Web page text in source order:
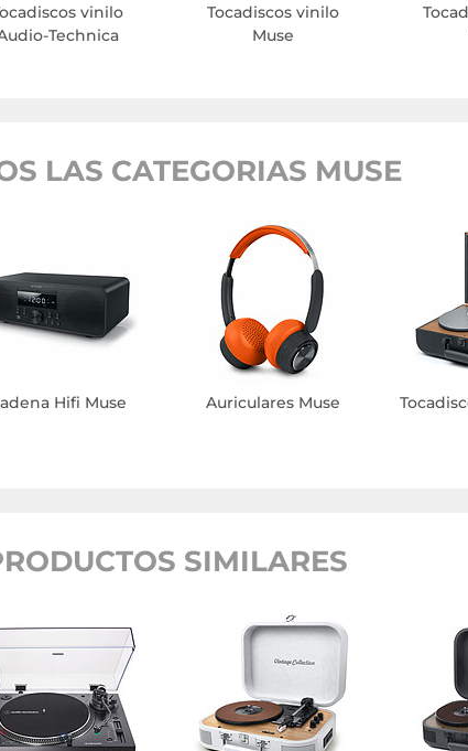
vinilo
Technica
Tocadiscos vinilo
Muse
LAS CATEGORIAS MUSE
Hifi Muse Auriculares Muse
SIMILARES